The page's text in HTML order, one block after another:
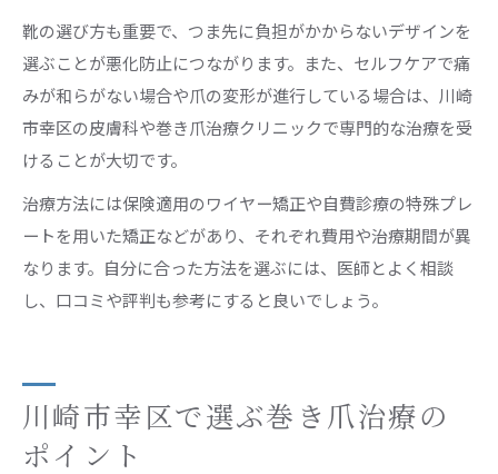
靴の選び方も重要で、つま先に負担がかからないデザインを
選ぶことが悪化防止につながります。また、セルフケアで痛
みが和らがない場合や爪の変形が進行している場合は、川崎
市幸区の皮膚科や巻き爪治療クリニックで専門的な治療を受
けることが大切です。
治療方法には保険適用のワイヤー矯正や自費診療の特殊プレ
ートを用いた矯正などがあり、それぞれ費用や治療期間が異
なります。自分に合った方法を選ぶには、医師とよく相談
し、口コミや評判も参考にすると良いでしょう。
川崎市幸区で選ぶ巻き爪治療の
ポイント